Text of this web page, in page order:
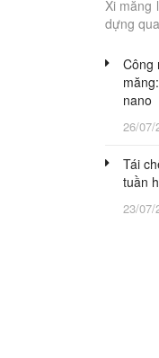
Xi măng
dựng
Công
nano
26/07/
Tái
tuần
23/07/